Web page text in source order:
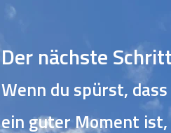
Der nächste
Wenn du spürst,
ein guter Moment ist,